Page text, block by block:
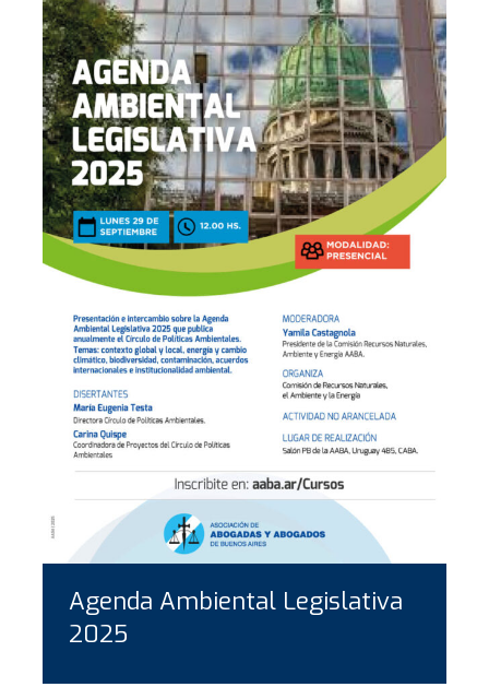
Agenda Ambiental Legislativa
2025